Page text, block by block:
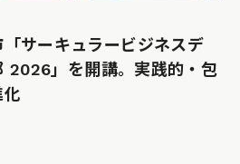
「サーキュラービジネスデ
2026」を開講。実践的・包
化